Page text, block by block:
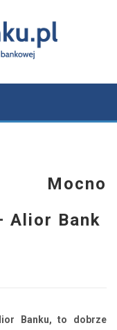
Alior Bank
Banku, to dobrze